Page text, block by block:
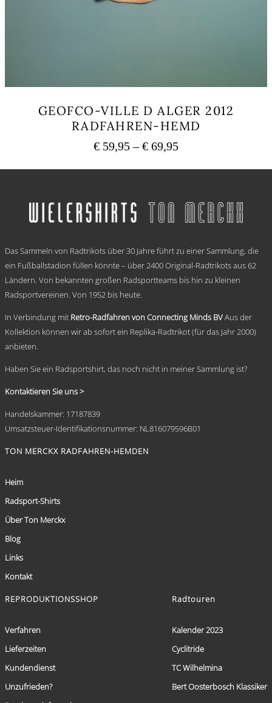
GEOFCO-VILLE D ALGER 2012
RADFAHREN-HEMD
€ 59,95 –€ 69,95Preisspanne:
bis
Varianten
auf.
können
auf
Produktseite
gewählt
Das Sammeln von Radtrikots über 30 Jahre führt zu einer Sammlung, die
ein Fußballstadion füllen könnte – über 2400 Original-Radtrikots aus 62
Ländern. Von bekannten großen Radsportteams bis hin zu kleinen
Radsportvereinen. Von 1952 bis heute.
In Verbindung mit Retro-Radfahren von Connecting Minds BVAus der
Kollektion können wir ab sofort ein Replika-Radtrikot (für das Jahr 2000)
anbieten.
Haben Sie ein Radsportshirt, das noch nicht in meiner Sammlung ist?
Kontaktieren Sie uns >
Handelskammer: 17187839
Umsatzsteuer-Identifikationsnummer: NL816079596B01
TON MERCKX RADFAHREN-HEMDEN
Heim
Radsport-Shirts
Über Ton Merckx
Blog
Links
Kontakt
REPRODUKTIONSSHOP
Verfahren
Lieferzeiten
Kundendienst
Unzufrieden?
Radtouren
Kalender 2023
Cyclitride
TC Wilhelmina
Bert Oosterbosch Klassiker